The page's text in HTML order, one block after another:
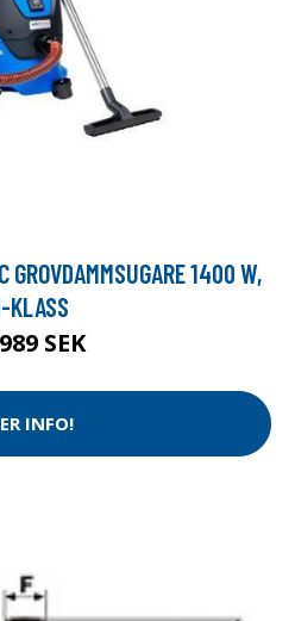
1400 W,
KLASS
SEK
INFO!